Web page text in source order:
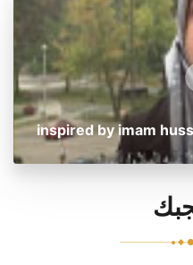
inspired by imam